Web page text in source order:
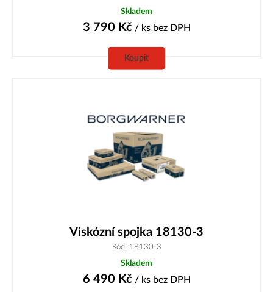
Skladem
3 790 Kč/ ks bez DPH
Koupit
Viskózní spojka 18130-3
Kód: 18130-3
Skladem
6 490 Kč/ ks bez DPH